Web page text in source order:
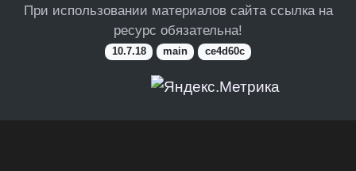
При использовании материалов сайта ссылка на
ресурс обязательна!
10.7.18 main ce4d60c